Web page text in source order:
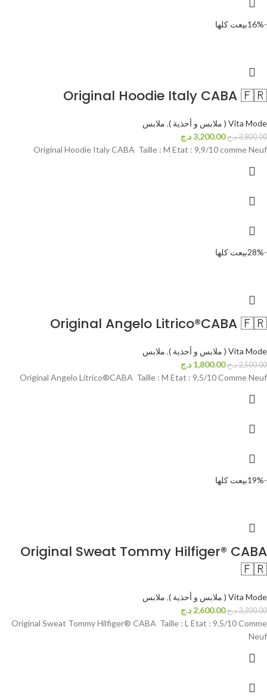
-16% بيعت كلها
Original Hoodie Italy CABA 🇫🇷
Vita Mode ( ملابس و أحذية ) , ملابس
3,800.00د.ج 3,200.00د.ج
Original Hoodie Italy CABA Taille : M Etat : 9,9/10 comme Neuf
-28% بيعت كلها
Original Angelo Litrico®CABA 🇫🇷
Vita Mode ( ملابس و أحذية ) , ملابس
2,500.00د.ج 1,800.00 د.ج
Original Angelo Litrico®CABA Taille : M Etat : 9,5/10 Comme Neuf
-19% بيعت كلها
Original Sweat Tommy Hilfiger® CABA
🇫🇷
Vita Mode ( ملابس و أحذية ) , ملابس
3,200.00د.ج 2,600.00 د.ج
Original Sweat Tommy Hilfiger® CABA Taille : L Etat : 9.5/10 Comme
Neuf